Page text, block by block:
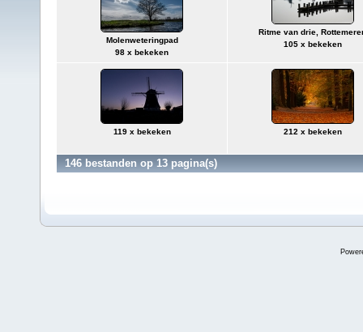
Molenweteringpad
98 x bekeken
Ritme van drie,
105 x bekeken
119 x bekeken 212 x bekeken
146 bestanden op 13 pagina(s)